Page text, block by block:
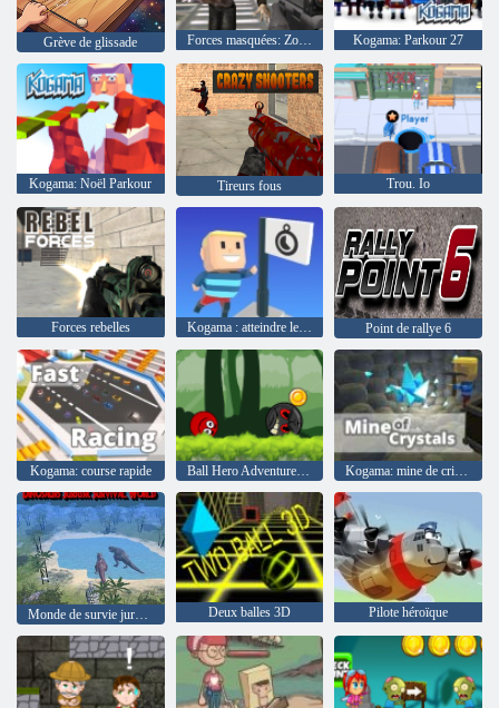
Grève de glissade Forces masquées: Zombie Survival Kogama: Parkour 27
Kogama: Noël Parkour Tireurs fous Trou. Io
Forces rebelles Kogama : atteindre le drapeau Point de rallye 6
Kogama: course rapide Ball Hero Adventure: Balle Bounce Rouge Kogama: mine de cristaux
Deux balles 3D Pilote héroïque